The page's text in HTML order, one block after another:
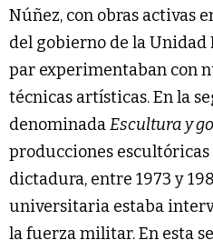
Núñez, con obras activas
del gobierno de la Unidad
par experimentaban con
técnicas artísticas. En la
denominadaEscultura y
producciones
dictadura, entre 1973 y
universitaria estaba
la fuerza militar. En esta